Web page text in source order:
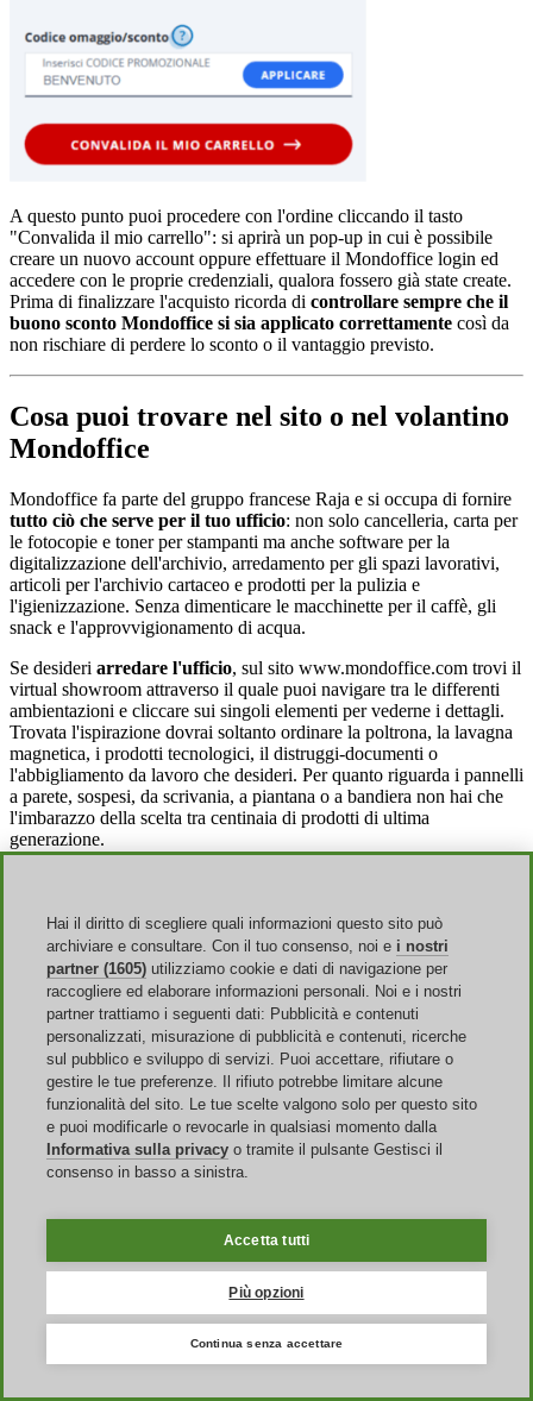
A questo punto puoi procedere con l'ordine cliccando il tasto
"Convalida il mio carrello": si aprirà un pop-up in cui è possibile
creare un nuovo account oppure effettuare il Mondoffice login ed
accedere con le proprie credenziali, qualora fossero già state create.
Prima di finalizzare l'acquisto ricorda di controllare sempre che il
buono sconto Mondoffice si sia applicato correttamente così da
non rischiare di perdere lo sconto o il vantaggio previsto.
Cosa puoi trovare nel sito o nel volantino
Mondoffice
Mondoffice fa parte del gruppo francese Raja e si occupa di fornire
tutto ciò che serve per il tuo ufficio: non solo cancelleria, carta per
le fotocopie e toner per stampanti ma anche software per la
digitalizzazione dell'archivio, arredamento per gli spazi lavorativi,
articoli per l'archivio cartaceo e prodotti per la pulizia e
l'igienizzazione. Senza dimenticare le macchinette per il caffè, gli
snack e l'approvvigionamento di acqua.
Se desideri arredare l'ufficio, sul sito www.mondoffice.com trovi il
virtual showroom attraverso il quale puoi navigare tra le differenti
ambientazioni e cliccare sui singoli elementi per vederne i dettagli.
Trovata l'ispirazione dovrai soltanto ordinare la poltrona, la lavagna
magnetica, i prodotti tecnologici, il distruggi-documenti o
l'abbigliamento da lavoro che desideri. Per quanto riguarda i pannelli
a parete, sospesi, da scrivania, a piantana o a bandiera non hai che
l'imbarazzo della scelta tra centinaia di prodotti di ultima
generazione.
Speciali e Occasioni". Qui è possibile trovare articoli scontati con
percentuali che arrivano anche al 70%ed è inoltre possibile
visualizzare i codici regali Mondoffice attivi in un determinato
momento.
Il Mondoffice catalogo online propone anche un interessante
servizio diconsulenzaeprogettazionegratuito, dove sarai
supportato da un team di specialisti, e un servizio per il montaggio
dei mobili. Se lo desideri puoi richiedere gratuitamente il
Mondoffice volantino cartaceo semplicemente compilando il form
presente in homepage. Completano l'offerta Mondoffice Staples i
servizi su misurache riguardano il benessere acustico ottenuto
attraverso la fonoassorbenza e la fornitura di pannelli decorativi,
Sconti e Codici Omaggio Mondoffice: Un
mondo di risparmio
Il risparmio che puoi ottenere nel sito Staples Mondoffice è sempre
per gli utenti. Con i Mondoffice codici sconto puoi usufruire di un
Hai il diritto di scegliere quali informazioni questo sito può
archiviare e consultare. Con il tuo consenso, noi e i nostri
partner (1605) utilizziamo cookie e dati di navigazione per
raccogliere ed elaborare informazioni personali. Noi e i nostri
partner trattiamo i seguenti dati: Pubblicità e contenuti
personalizzati, misurazione di pubblicità e contenuti, ricerche
sul pubblico e sviluppo di servizi. Puoi accettare, rifiutare o
gestire le tue preferenze. Il rifiuto potrebbe limitare alcune
funzionalità del sito. Le tue scelte valgono solo per questo sito
e puoi modificarle o revocarle in qualsiasi momento dalla
Informativa sulla privacy o tramite il pulsante Gestisci il
consenso in basso a sinistra.
Accetta tutti
Più opzioni
Continua senza accettare